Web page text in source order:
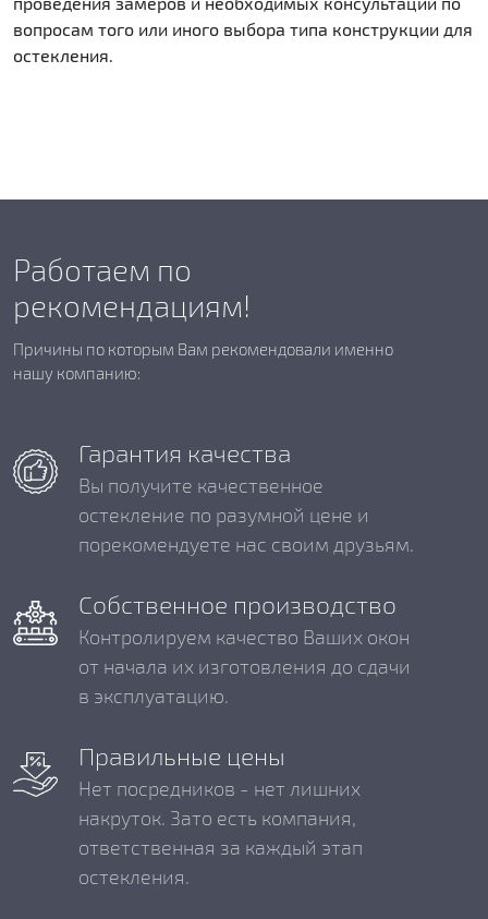
вопросам того или иного выбора типа конструкции для
остекления.
Работаем по
рекомендациям!
Причины по которым Вам рекомендовали именно
нашу компанию:
Гарантия качества
Вы получите качественное
остекление по разумной цене и
порекомендуете нас своим друзьям.
Собственное производство
Контролируем качество Ваших окон
от начала их изготовления до сдачи
в эксплуатацию.
Правильные цены
Нет посредников - нет лишних
накруток. Зато есть компания,
ответственная за каждый этап
остекления.